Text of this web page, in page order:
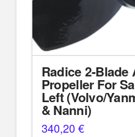
Radice 2-Blade
Propeller For
Left (Volvo/
& Nanni)
340,20€